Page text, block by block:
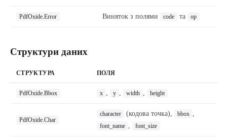
PdfOxide.Error Виняток з полями code та op
Структури даних
СТРУКТУРА ПОЛЯ
PdfOxide.Bbox x , y , width , height
PdfOxide.Char
character (кодова точка), bbox ,
font_name , font_size